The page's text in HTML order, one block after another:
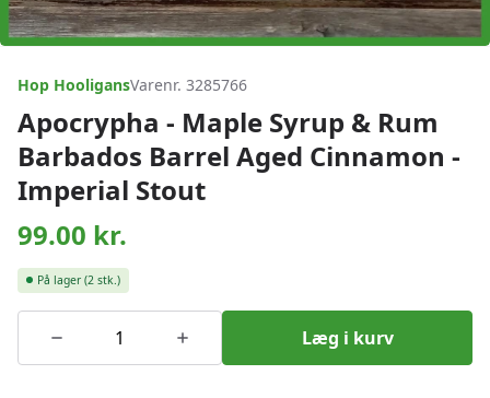
Hop HooligansVarenr. 3285766
Apocrypha - Maple Syrup & Rum
Barbados Barrel Aged Cinnamon -
Imperial Stout
99.00 kr.
På lager (2 stk.)
Læg i kurv